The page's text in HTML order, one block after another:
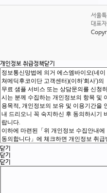
서울
대표
개인정보 취급정책닫기
닫기
닫기
닫기